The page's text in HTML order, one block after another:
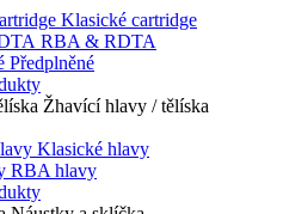
Klasické cartridge
RBA & RDTA
Předplněné
Žhavící hlavy / tělíska
Klasické hlavy
RBA hlavy